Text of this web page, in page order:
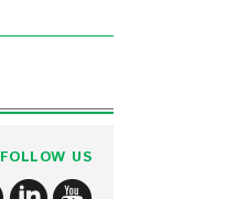
FOLLOW US